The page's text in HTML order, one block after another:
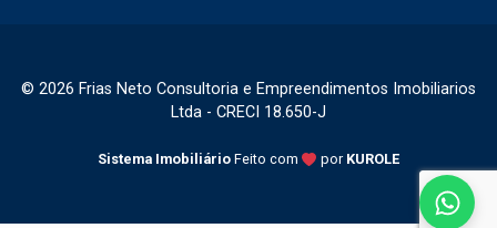
© 2026 Frias Neto Consultoria e Empreendimentos Imobiliarios
Ltda - CRECI 18.650-J
Sistema Imobiliário Feito com por KUROLE